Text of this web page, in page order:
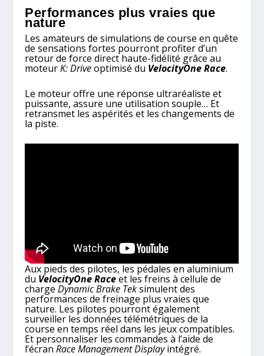
Performances plus vraies que
nature
Les amateurs de simulations de course en quête
de sensations fortes pourront profiter d’un
retour de force direct haute-fidélité grâce au
moteurK: Driveoptimisé du VelocityOne Race.
Le moteur offre une réponse ultraréaliste et
puissante, assure une utilisation souple… Et
retransmet les aspérités et les changements de
la piste.
Aux pieds des pilotes, les pédales en aluminium
du VelocityOne Raceet les freins à cellule de
chargeDynamic Brake Teksimulent des
performances de freinage plus vraies que
nature. Les pilotes pourront également
surveiller les données télémétriques de la
course en temps réel dans les jeux compatibles.
Et personnaliser les commandes à l’aide de
l’écranRace Management Displayintégré.